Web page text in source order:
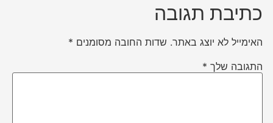
כתיבת תגובה
האימייל לא יוצג באתר. שדות החובה מסומנים *
התגובה שלך *